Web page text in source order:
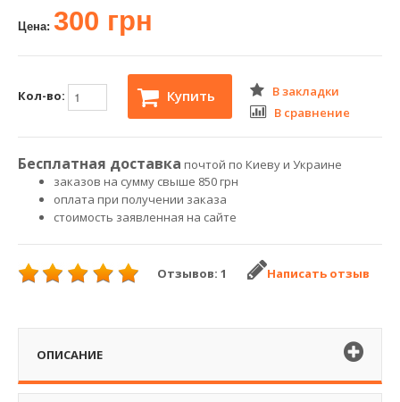
Цена: 300 грн
Кол-во: Купить
В закладки
В сравнение
Бесплатная доставка почтой по Киеву и Украине
заказов на сумму свыше 850 грн
оплата при получении заказа
стоимость заявленная на сайте
Отзывов: 1 Написать отзыв
ОПИСАНИЕ